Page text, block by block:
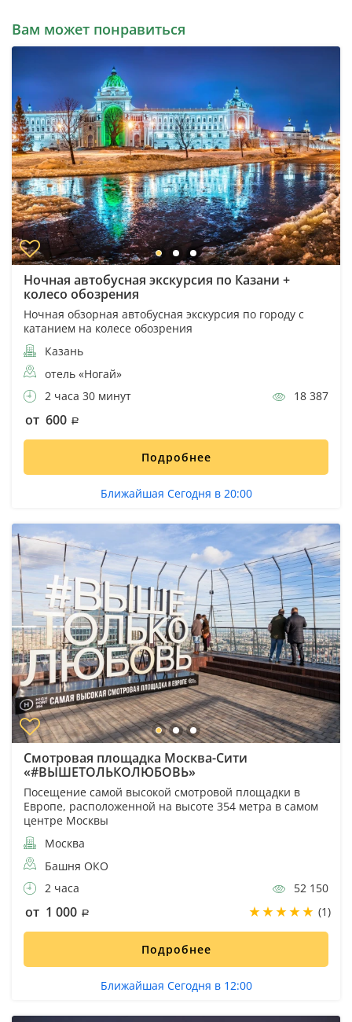
Вам может понравиться
Ночная автобусная экскурсия по Казани +
колесо обозрения
Ночная обзорная автобусная экскурсия по городу с
катанием на колесе обозрения
Казань
отель «Ногай»
2 часа 30 минут
18 387
от 600
Подробнее
Ближайшая Сегодня в 20:00
Смотровая площадка Москва-Сити
«#ВЫШЕТОЛЬКОЛЮБОВЬ»
Посещение самой высокой смотровой площадки в
Европе, расположенной на высоте 354 метра в самом
центре Москвы
Москва
Башня ОКО
2 часа
52 150
от 1 000 (1)
Подробнее
Ближайшая Сегодня в 12:00